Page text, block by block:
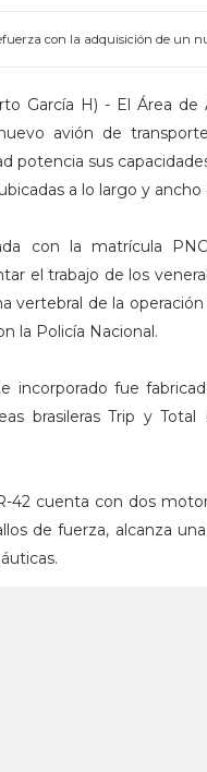
con la adquisición de un
García H) - El Área
avión de
potencia sus
a lo largo y
con la matrícula
el trabajo de los
de la
la Policía Nacional.
incorporado fue
brasileras Trip y
42 cuenta con dos
de fuerza, alcanza